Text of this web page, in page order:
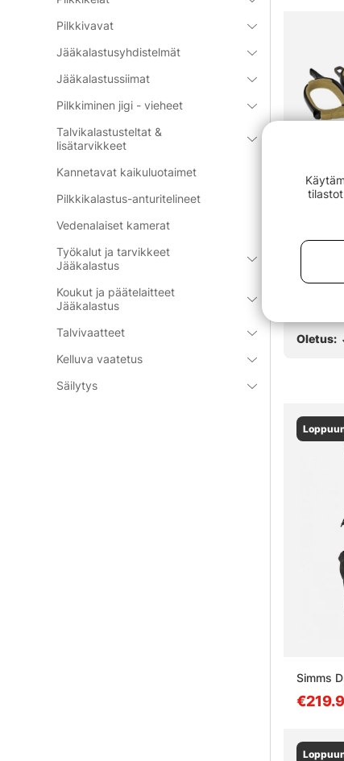
Pilkkivavat
Jääkalastusyhdistelmät
Jääkalastussiimat
Pilkkiminen jigi - vieheet
Talvikalastusteltat &
lisätarvikkeet
Kannetavat kaikuluotaimet
Pilkkikalastus-anturitelineet
Vedenalaiset kamerat
Työkalut ja tarvikkeet
Jääkalastus
Koukut ja päätelaitteet
Jääkalastus
Talvivaatteet
Kelluva vaatetus
Säilytys
Boxes Medium Titanium Black
€74.90
Westin
Sand
€10.90
Oletus:
Simms